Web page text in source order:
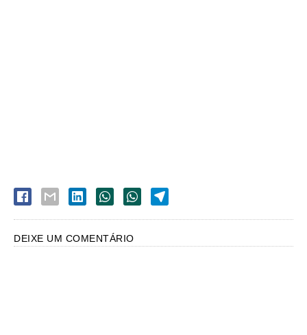
DEIXE UM COMENTÁRIO